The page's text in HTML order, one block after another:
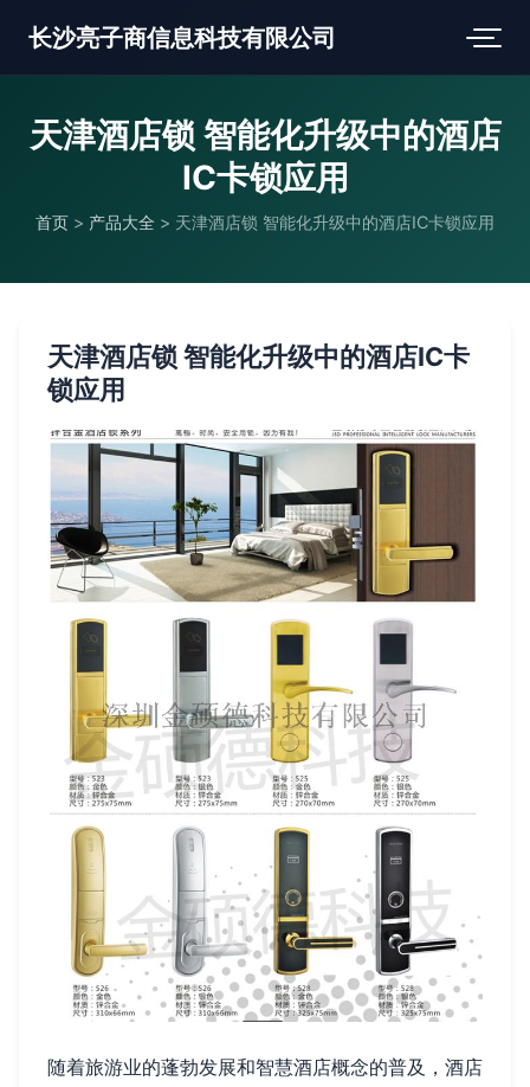
长沙亮子商信息科技有限公司
天津酒店锁 智能化升级中的酒店
IC卡锁应用
首页 > 产品大全 > 天津酒店锁 智能化升级中的酒店IC卡锁应用
天津酒店锁 智能化升级中的酒店IC卡
锁应用
随着旅游业的蓬勃发展和智慧酒店概念的普及，酒店